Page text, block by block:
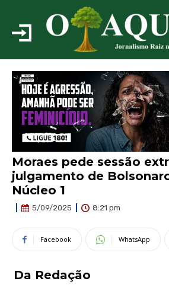
Moraes pede sessão
julgamento de
Núcleo 1
5/09/2025 8:21 pm
Facebook WhatsApp
Da Redação